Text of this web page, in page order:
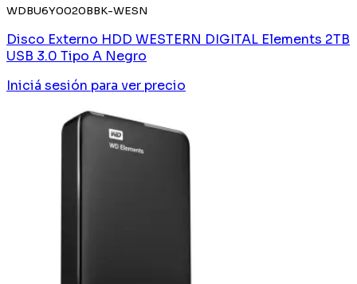
WDBU6Y0020BBK-WESN
Disco Externo HDD WESTERN DIGITAL Elements 2TB
USB 3.0 Tipo A Negro
Iniciá sesión para ver precio